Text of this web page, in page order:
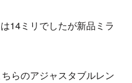
14ミリでしたが新品ミラ
らのアジャスタブルレン